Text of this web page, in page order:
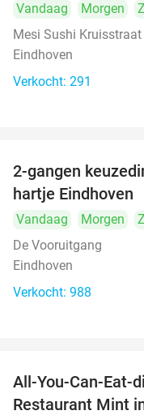
Vandaag Morgen
Mesi Sushi Kruisstraat
Eindhoven
Verkocht: 291
2-gangen
hartje Eindhoven
Vandaag Morgen
De Vooruitgang
Eindhoven
Verkocht: 988
All-You-Can-Eat-
Restaurant Mint